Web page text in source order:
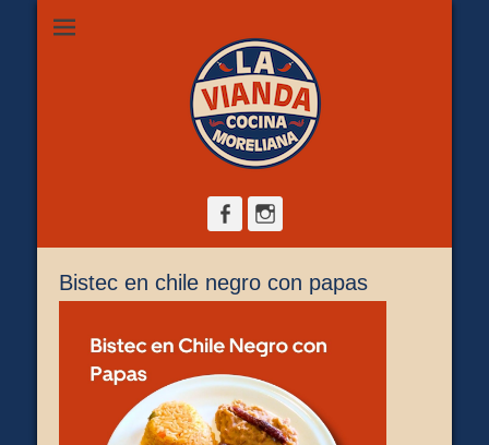
La Vianda Cocina
Moreliana |
Comida casera en
Camelinas sobre Ezequiel Calderón #30 esquina Av. Solidaridad.
Servicio para comer aquí, llevar o pedir a domicilio.
FacebookInstagram
Bistec en chile negro con papas